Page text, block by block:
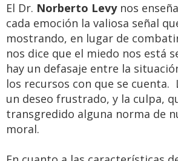
El Dr. Norberto Levynos
cada emoción la valiosa señal
mostrando, en lugar de
nos dice que el miedo nos está
hay un defasaje entre la
los recursos con que se cuenta.
un deseo frustrado, y la culpa,
transgredido alguna norma de
moral.